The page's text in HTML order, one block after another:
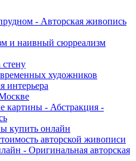
- Авторская живопись
и наивный сюрреализм
художников
интерьера
картины - Абстракция -
купить онлайн
авторской живописи
- Оригинальная авторская